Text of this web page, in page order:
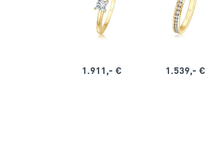
1.911,- € 1.539,- €